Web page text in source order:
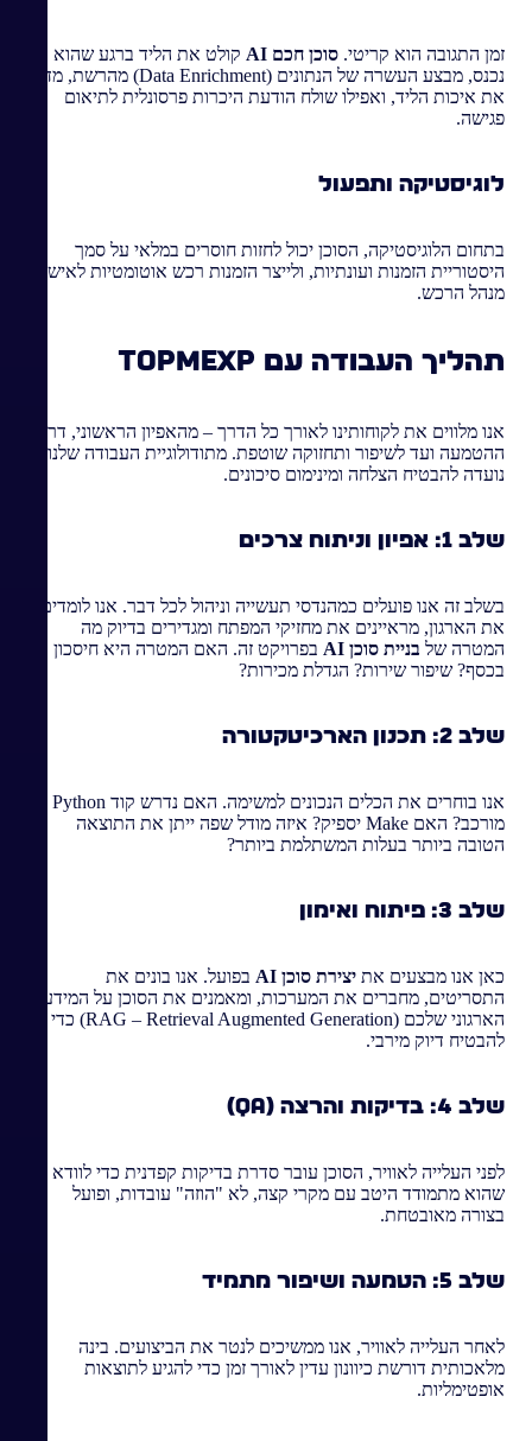
זמן התגובה הוא קריטי. סוכן חכם AI
קולט את הליד ברגע שהוא
נכנס, מבצע העשרה של הנתונים (Data Enrichment) מהרשת, מדרג
את איכות הליד, ואפילו שולח הודעת היכרות פרסונלית לתיאום
פגישה.
לוגיסטיקה ותפעול
בתחום הלוגיסטיקה, הסוכן יכול לחזות חוסרים במלאי על סמך
היסטוריית הזמנות ועונתיות, ולייצר הזמנות רכש אוטומטיות לאישור
מנהל הרכש.
תהליך העבודה עם TOPMExp
אנו מלווים את לקוחותינו לאורך כל הדרך – מהאפיון הראשוני, דרך
ההטמעה ועד לשיפור ותחזוקה שוטפת. מתודולוגיית העבודה שלנו
נועדה להבטיח הצלחה ומינימום סיכונים.
שלב 1: אפיון וניתוח צרכים
בשלב זה אנו פועלים כמהנדסי תעשייה וניהול לכל דבר. אנו לומדים
את הארגון, מראיינים את מחזיקי המפתח ומגדירים בדיוק מה
המטרה של בניית סוכן AI
בפרויקט זה. האם המטרה היא חיסכון
בכסף? שיפור שירות? הגדלת מכירות?
שלב 2: תכנון הארכיטקטורה
אנו בוחרים את הכלים הנכונים למשימה. האם נדרש קוד Python
מורכב? האם Make יספיק? איזה מודל שפה ייתן את התוצאה
הטובה ביותר בעלות המשתלמת ביותר?
שלב 3: פיתוח ואימון
כאן אנו מבצעים את יצירת סוכן AI
בפועל. אנו בונים את
התסריטים, מחברים את המערכות, ומאמנים את הסוכן על המידע
הארגוני שלכם (RAG – Retrieval Augmented Generation) כדי
להבטיח דיוק מירבי.
שלב 4: בדיקות והרצה (QA)
לפני העלייה לאוויר, הסוכן עובר סדרת בדיקות קפדנית כדי לוודא
שהוא מתמודד היטב עם מקרי קצה, לא "הוזה" עובדות, ופועל
בצורה מאובטחת.
שלב 5: הטמעה ושיפור מתמיד
לאחר העלייה לאוויר, אנו ממשיכים לנטר את הביצועים. בינה
מלאכותית דורשת כיוונון עדין לאורך זמן כדי להגיע לתוצאות
אופטימליות.